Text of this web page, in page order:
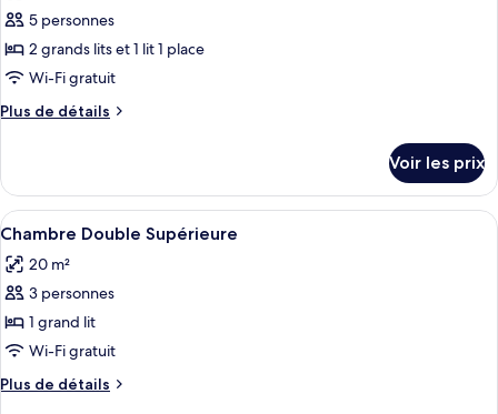
Quadruple
photos
pour
ce
type
de
Chambre
Familiale,
plusieurs
lits
5 personnes
2 grands lits et 1 lit 1 place
Wi-Fi gratuit
Plus de détails
Plus
le
type
de
Chambre
Familiale,
lits
Voir les prix
Afficher
toutes
les
photos
pour
ce
type
de
Une chambre d’hôtel comprenant
7
Chambre Double Supérieure
20 m²
3 personnes
1 grand lit
Wi-Fi gratuit
Plus de détails
Plus